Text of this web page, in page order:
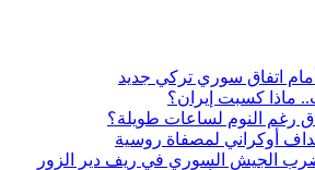
اتفاق سوري تركي جديد
رغم النوم لساعات طويلة؟
الجيش السوري في ريف دير الزور